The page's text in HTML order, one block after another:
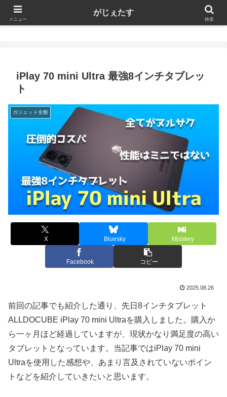
がじぇたす
iPlay 70 mini Ultra 最強8インチタブレッ
ト
ガジェット全般
X Bluesky Misskey
Facebook コピー
2025.08.26
前回の記事でも紹介した通り、先日8インチタブレット
ALLDOCUBE iPlay 70 mini Ultraを購入しました。購入か
ら一ヶ月ほど経過していますが、現状かなり満足度の高い
タブレットとなっています。当記事ではiPlay 70 mini
Ultraを使用した感想や、あまり言及されていないポイン
トなどを紹介していきたいと思います。
メニュー
がじぇたす
検索